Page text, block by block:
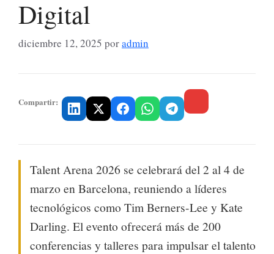
Digital
diciembre 12, 2025 poradmin
Compartir:
Talent Arena 2026 se celebrará del 2 al 4 de
marzo en Barcelona, reuniendo a líderes
tecnológicos como Tim Berners-Lee y Kate
Darling. El evento ofrecerá más de 200
conferencias y talleres para impulsar el talento